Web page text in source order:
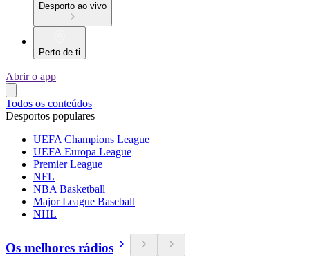
Desporto ao vivo
Perto de ti
Abrir o app
Todos os conteúdos
Desportos populares
UEFA Champions League
UEFA Europa League
Premier League
NFL
NBA Basketball
Major League Baseball
NHL
Os melhores rádios